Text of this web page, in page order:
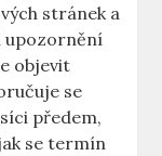
stránek a
​upozornění
objevit
se
předem,
se termín